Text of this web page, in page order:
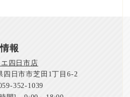
報
四日市店
四日市市芝田1丁目6-2
352-1039